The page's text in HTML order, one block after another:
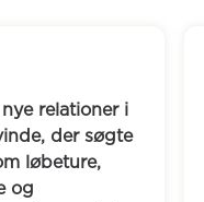
Jakob opdagede efter
liv manglede noget,
nye fællesskaber og
spilleklub, som mødes
de spiller brætspil som